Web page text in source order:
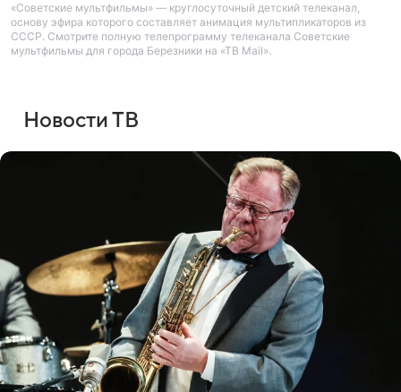
«Советские мультфильмы» — круглосуточный детский телеканал,
основу эфира которого составляет анимация мультипликаторов из
СССР. Смотрите полную телепрограмму телеканала Советские
мультфильмы для города Березники на «ТВ Mail».
Новости ТВ